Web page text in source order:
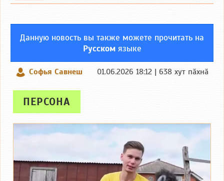
Данную новость вы также можете прочитать на
Русскомязыке
Софья Савнеш 01.06.2026 18:12 | 638 хут пӑхнӑ
ПЕРСОНА